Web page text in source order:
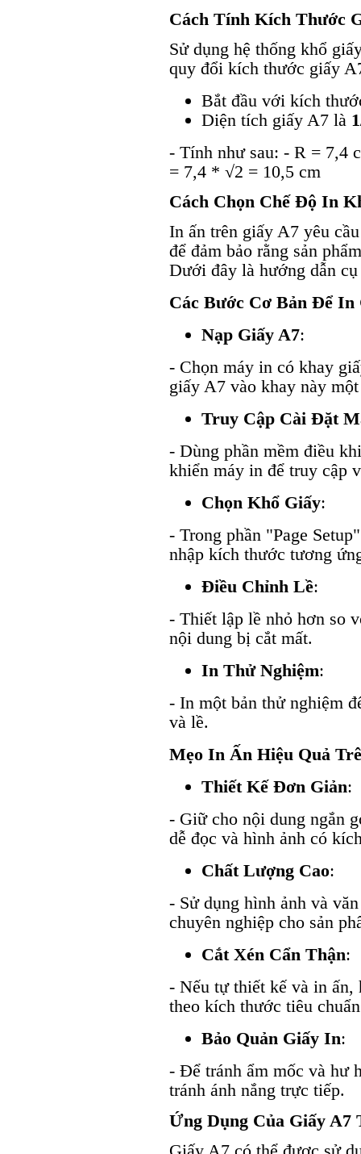
Cách Tính Kích Thước
Sử dụng hệ thống khổ
quy đổi kích thước giấy
Bắt đầu với kích
Diện tích giấy A7 là
- Tính như sau: - R = 7,4
= 7,4 * √2 = 10,5 cm
Cách Chọn Chế Độ In
In ấn trên giấy A7 yêu
để đảm bảo rằng sản
Dưới đây là hướng dẫn
Các Bước Cơ Bản Để In
Nạp Giấy A7:
- Chọn máy in có khay
giấy A7 vào khay này
Truy Cập Cài Đặt
- Dùng phần mềm điều
khiển máy in để truy cập
Chọn Khổ Giấy:
- Trong phần "Page
nhập kích thước tương
Điều Chỉnh Lề:
- Thiết lập lề nhỏ hơn so
nội dung bị cắt mất.
In Thử Nghiệm:
- In một bản thử nghiệm
và lề.
Mẹo In Ấn Hiệu Quả
Thiết Kế Đơn Giản:
- Giữ cho nội dung ngắn
dễ đọc và hình ảnh có
Chất Lượng Cao:
- Sử dụng hình ảnh và
chuyên nghiệp cho sản
Cắt Xén Cẩn Thận:
- Nếu tự thiết kế và in ấn,
theo kích thước tiêu
Bảo Quản Giấy In:
- Để tránh ẩm mốc và hư
tránh ánh nắng trực tiếp.
Ứng Dụng Của Giấy A7